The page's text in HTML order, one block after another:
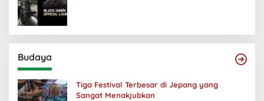
Budaya
Tiga Festival Terbesar di Jepang yang
Sangat Menakjubkan